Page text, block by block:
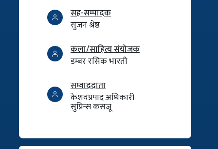
सह-सम्पादक
सुजन श्रेष्ठ
कला/साहित्य संयोजक
डम्बर रसिक भारती
सम्वाददाता
केशवप्रपाद अधिकारी
सुप्रिन्स कसजू